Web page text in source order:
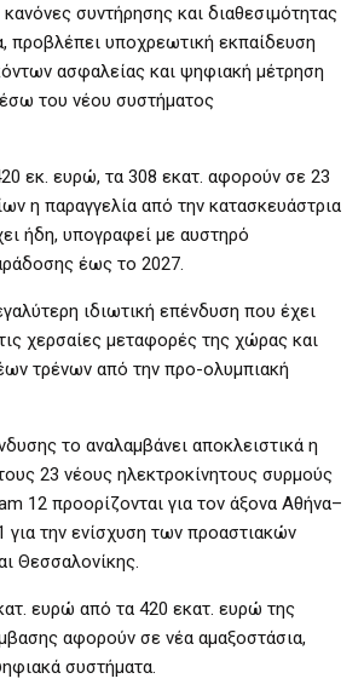
συντήρησης και διαθεσιμότητας
προβλέπει υποχρεωτική εκπαίδευση
ασφαλείας και ψηφιακή μέτρηση
του νέου συστήματος
εκ. ευρώ, τα 308 εκατ. αφορούν σε 23
η παραγγελία από την κατασκευάστρια
ήδη, υπογραφεί με αυστηρό
έως το 2027.
ιδιωτική επένδυση που έχει
χερσαίες μεταφορές της χώρας και
τρένων από την προ-ολυμπιακή
το αναλαμβάνει αποκλειστικά η
23 νέους ηλεκτροκίνητους συρμούς
12 προορίζονται για τον άξονα Αθήνα–
για την ενίσχυση των προαστιακών
Θεσσαλονίκης.
ευρώ από τα 420 εκατ. ευρώ της
αφορούν σε νέα αμαξοστάσια,
συστήματα.